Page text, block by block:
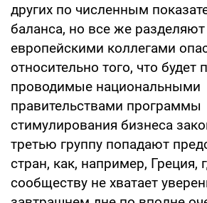
других по численным
баланса, но все же
европейскими коллегами
относительно того, что будет
проводимые национальными
правительствами программы
стимулирования бизнеса
третью группу попадают
стран, как, например, Греция,
сообществу не хватает